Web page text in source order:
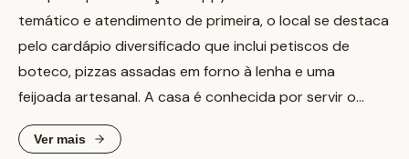
temático e atendimento de primeira, o local se destaca
pelo cardápio diversificado que inclui petiscos de
boteco, pizzas assadas em forno à lenha e uma
feijoada artesanal. A casa é conhecida por servir o
chopp Brahma na temperatura ideal, com uma chopeira
que é atração à parte. Nos finais de semana, o chef
Ver mais